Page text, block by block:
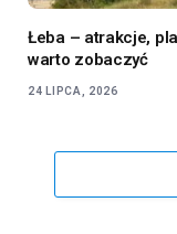
Łeba – atrakcje,
warto zobaczyć
24 LIPCA, 2026